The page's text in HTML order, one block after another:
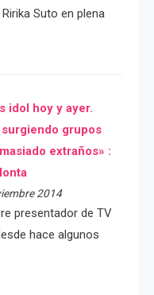
Suto en plena
idol hoy y ayer.
surgiendo grupos
extraños» :
2014
presentador de TV
hace algunos